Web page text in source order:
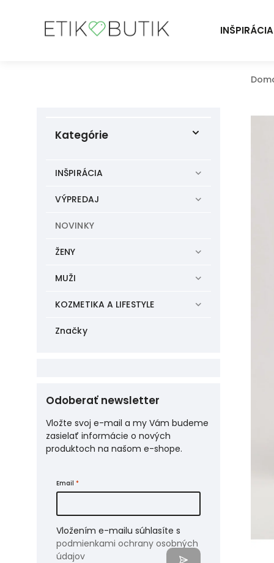
INŠPIRÁCIA
Kategórie
INŠPIRÁCIA
VÝPREDAJ
NOVINKY
ŽENY
MUŽI
KOZMETIKA A LIFESTYLE
Značky
Odoberať newsletter
Vložte svoj e-mail a my Vám budeme
zasielať informácie o nových
produktoch na našom e-shope.
Email
Vložením e-mailu súhlasíte s
podmienkami ochrany osobných
údajov